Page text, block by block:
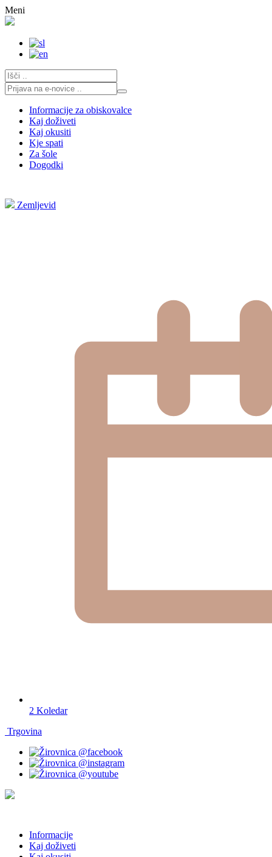
Skoči
na
Meni
Informacije za obiskovalce
Kaj doživeti
Kaj okusiti
Kje spati
Za šole
Dogodki
Zemljevid
2 Koledar
Trgovina
Informacije
Kaj doživeti